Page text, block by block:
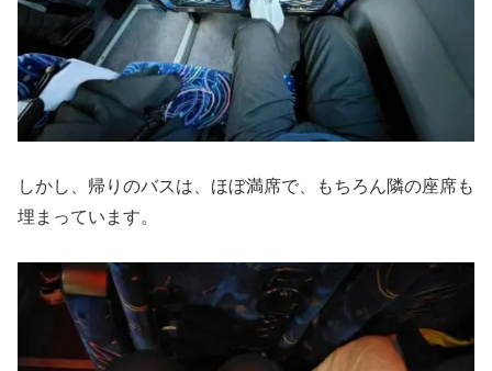
しかし、帰りのバスは、ほぼ満席で、もちろん隣の座席も
埋まっています。